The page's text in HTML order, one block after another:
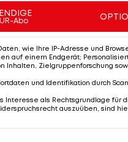
ist noch offen.
Abo
wie Ihre IP-Adresse und
auf einem Endgerät;
Inhalten, Zielgruppenforschung
und Identifikation durch
Interesse als Rechtsgrundlage für
auszuüben, sind